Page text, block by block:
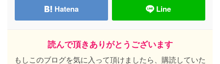
Hatena Line
読んで頂きありがとうございます
もしこのブログを気に入って頂けましたら、購読していた